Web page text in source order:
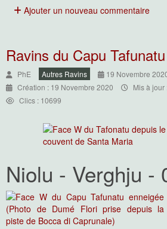
Ajouter un nouveau commentaire
Ravins du Capu Tafunatu
PhE Autres Ravins
19 Novembre
Création : 19 Novembre 2020
Mis à jour
Clics : 10699
Niolu - Verghju -